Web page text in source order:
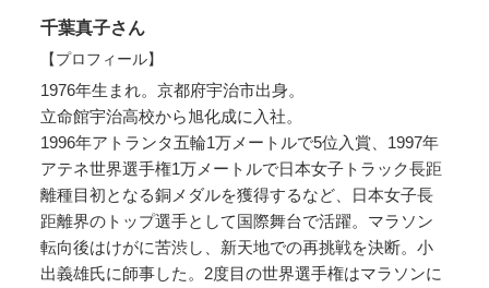
千葉真子さん
【プロフィール】
1976年生まれ。京都府宇治市出身。
立命館宇治高校から旭化成に入社。
1996年アトランタ五輪1万メートルで5位入賞、1997年
アテネ世界選手権1万メートルで日本女子トラック長距
離種目初となる銅メダルを獲得するなど、日本女子長
距離界のトップ選手として国際舞台で活躍。マラソン
転向後はけがに苦渋し、新天地での再挑戦を決断。小
出義雄氏に師事した。2度目の世界選手権はマラソンに